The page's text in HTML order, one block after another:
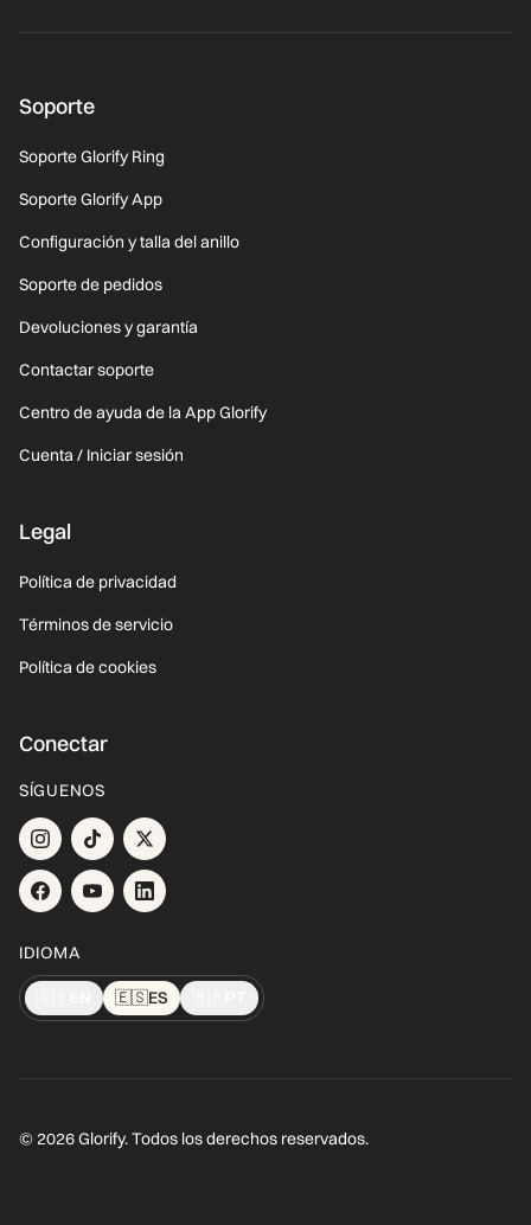
Soporte
Soporte Glorify Ring
Soporte Glorify App
Configuración y talla del anillo
Soporte de pedidos
Devoluciones y garantía
Contactar soporte
Centro de ayuda de la App Glorify
Cuenta / Iniciar sesión
Legal
Política de privacidad
Términos de servicio
Política de cookies
Conectar
SÍGUENOS
IDIOMA
🇪🇸ES
© 2026 Glorify. Todos los derechos reservados.